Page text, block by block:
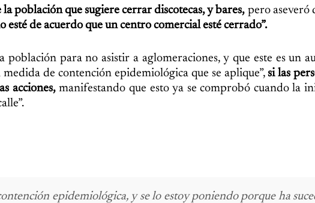
población que sugiere cerrar discotecas, y bares, pero aseveró
de acuerdo que un centro comercial esté cerrado”.
población para no asistir a aglomeraciones, y que este es un
medida de contención epidemiológica que se aplique”,si las
acciones,manifestando que esto ya se comprobó cuando la
epidemiológica, y se lo estoy poniendo porque ha